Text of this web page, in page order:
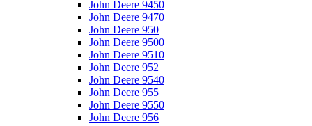
John Deere 9450
John Deere 9470
John Deere 950
John Deere 9500
John Deere 9510
John Deere 952
John Deere 9540
John Deere 955
John Deere 9550
John Deere 956